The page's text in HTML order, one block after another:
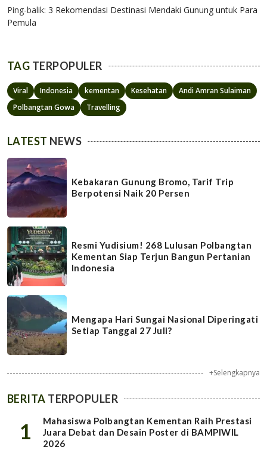
Ping-balik: 3 Rekomendasi Destinasi Mendaki Gunung untuk Para
Pemula
TAG TERPOPULER
Viral Indonesia kementan Kesehatan
Andi Amran Sulaiman
Polbangtan Gowa
Travelling
LATEST NEWS
Kebakaran Gunung Bromo, Tarif Trip
Berpotensi Naik 20 Persen
Resmi Yudisium! 268 Lulusan Polbangtan
Kementan Siap Terjun Bangun Pertanian
Indonesia
Mengapa Hari Sungai Nasional Diperingati
Setiap Tanggal 27 Juli?
+Selengkapnya
BERITA TERPOPULER
1
Mahasiswa Polbangtan Kementan Raih Prestasi
Juara Debat dan Desain Poster di BAMPIWIL
2026